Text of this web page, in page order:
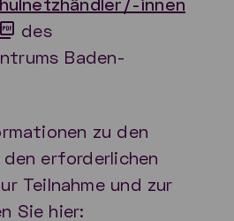
des
Baden-
zu den
erforderlichen
Teilnahme und zur
Sie hier: